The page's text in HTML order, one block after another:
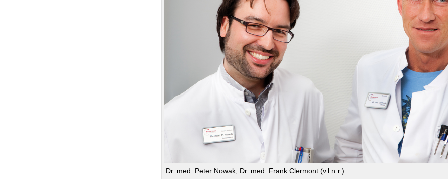
Dr. med. Peter Nowak, Dr. med. Frank Clermont (v.l.n.r.)